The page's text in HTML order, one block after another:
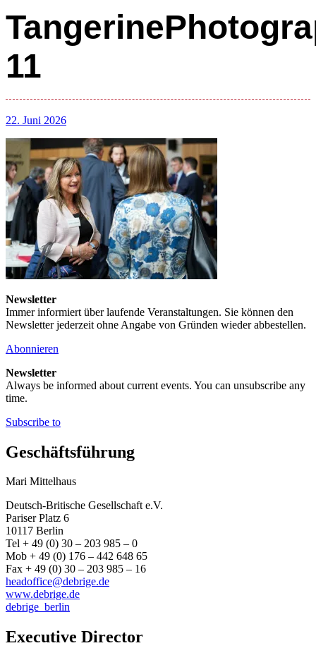
11
22. Juni 2026
Newsletter
Immer informiert über laufende Veranstaltungen. Sie können den
Newsletter jederzeit ohne Angabe von Gründen wieder abbestellen.
Abonnieren
Newsletter
Always be informed about current events. You can unsubscribe any
time.
Subscribe to
Geschäftsführung
Mari Mittelhaus
Deutsch-Britische Gesellschaft e.V.
Pariser Platz 6
10117 Berlin
Tel + 49 (0) 30 – 203 985 – 0
Mob + 49 (0) 176 – 442 648 65
Fax + 49 (0) 30 – 203 985 – 16
headoffice@debrige.de
www.debrige.de
debrige_berlin
Executive Director